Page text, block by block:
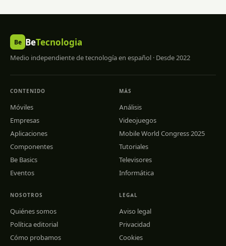
Be BeTecnologia
Medio independiente de tecnología en español · Desde 2022
CONTENIDO
Móviles
Empresas
Aplicaciones
Componentes
Be Basics
Eventos
MÁS
Análisis
Videojuegos
Mobile World Congress 2025
Tutoriales
Televisores
Informática
NOSOTROS
Quiénes somos
Política editorial
Cómo probamos
LEGAL
Aviso legal
Privacidad
Cookies